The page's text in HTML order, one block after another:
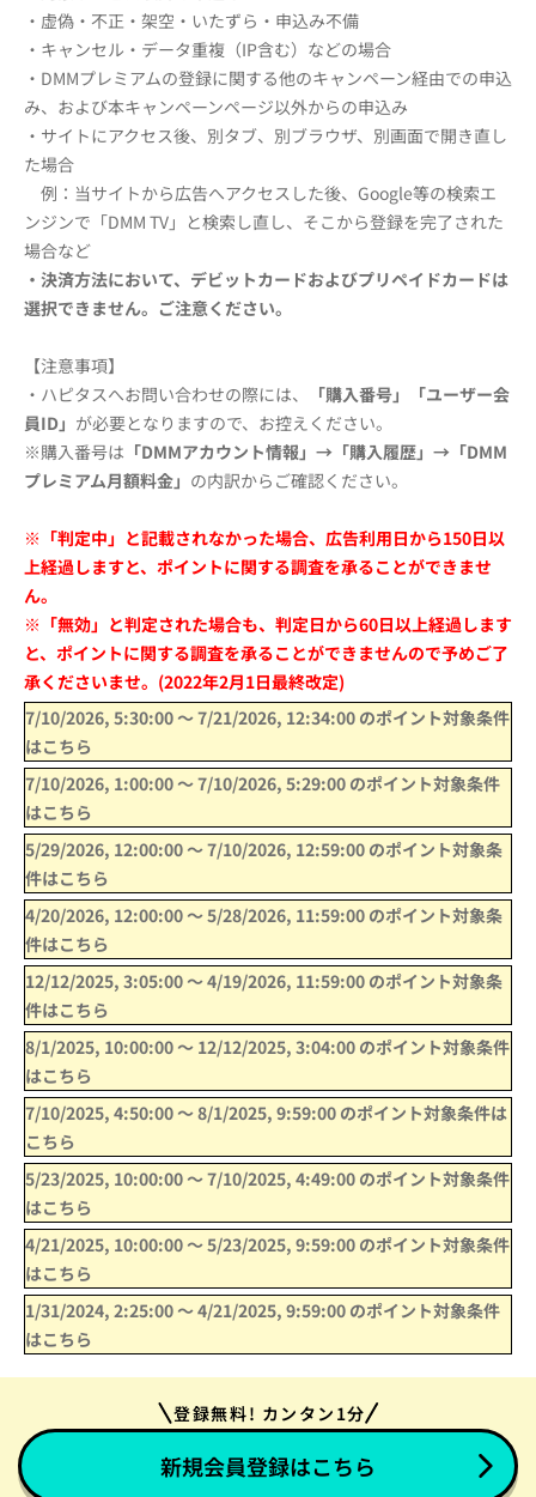
・虚偽・不正・架空・いたずら・申込み不備
・キャンセル・データ重複（IP含む）などの場合
・DMMプレミアムの登録に関する他のキャンペーン経由での申込
み、および本キャンペーンページ以外からの申込み
・サイトにアクセス後、別タブ、別ブラウザ、別画面で開き直し
た場合
例：当サイトから広告へアクセスした後、Google等の検索エ
ンジンで「DMM TV」と検索し直し、そこから登録を完了された
場合など
・決済方法において、デビットカードおよびプリペイドカードは
選択できません。 ご注意ください。
【注意事項】
・ハピタスへお問い合わせの際には、
「購入番号」「ユーザー会
員ID」 が必要となりますので、お控えください。
※購入番号は 「DMMアカウント情報」→「購入履歴」→「DMM
プレミアム月額料金」 の内訳からご確認ください。
※「判定中」と記載されなかった場合、広告利用日から150日以
上経過しますと、ポイントに関する調査を承ることができませ
ん。
※「無効」と判定された場合も、判定日から60日以上経過します
と、ポイントに関する調査を承ることができませんので予めご了
承くださいませ。(2022年2月1日最終改定)
7/10/2026, 5:30:00〜7/21/2026, 12:34:00 のポイント対象条件
はこちら
7/10/2026, 1:00:00〜7/10/2026, 5:29:00 のポイント対象条件
はこちら
5/29/2026, 12:00:00〜7/10/2026, 12:59:00 のポイント対象条
件はこちら
4/20/2026, 12:00:00〜5/28/2026, 11:59:00 のポイント対象条
件はこちら
12/12/2025, 3:05:00〜4/19/2026, 11:59:00 のポイント対象条
件はこちら
8/1/2025, 10:00:00〜 12/12/2025, 3:04:00 のポイント対象条件
はこちら
7/10/2025, 4:50:00〜8/1/2025, 9:59:00 のポイント対象条件は
こちら
5/23/2025, 10:00:00〜7/10/2025, 4:49:00 のポイント対象条件
はこちら
4/21/2025, 10:00:00〜5/23/2025, 9:59:00 のポイント対象条件
はこちら
1/31/2024, 2:25:00〜4/21/2025, 9:59:00 のポイント対象条件
はこちら
登録無料! カンタン1分
新規会員登録はこちら